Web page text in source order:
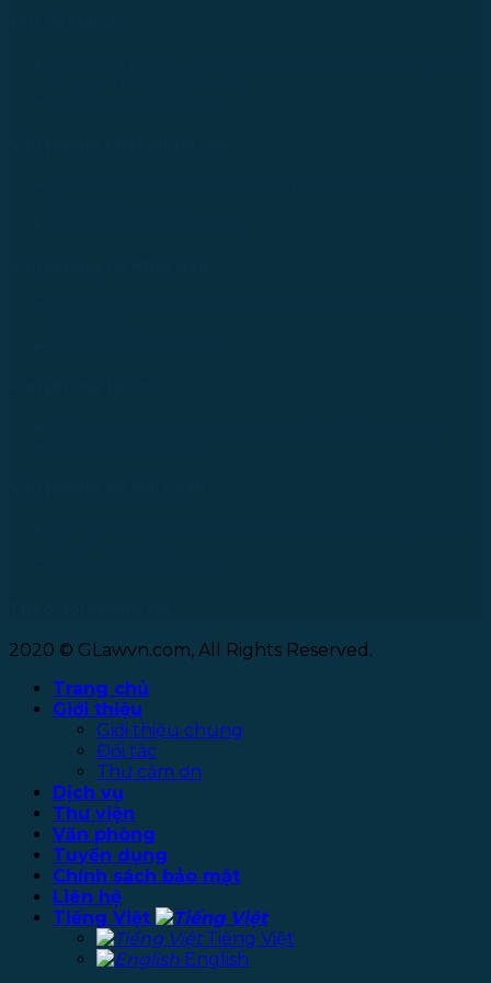
2020 © GLawvn.com, All Rights Reserved.
Trang chủ
Giới thiệu
Giới thiệu chung
Đối tác
Thư cảm ơn
Dịch vụ
Thư viện
Văn phòng
Tuyển dụng
Chính sách bảo mật
Liên hệ
Tiếng Việt
Tiếng Việt
English